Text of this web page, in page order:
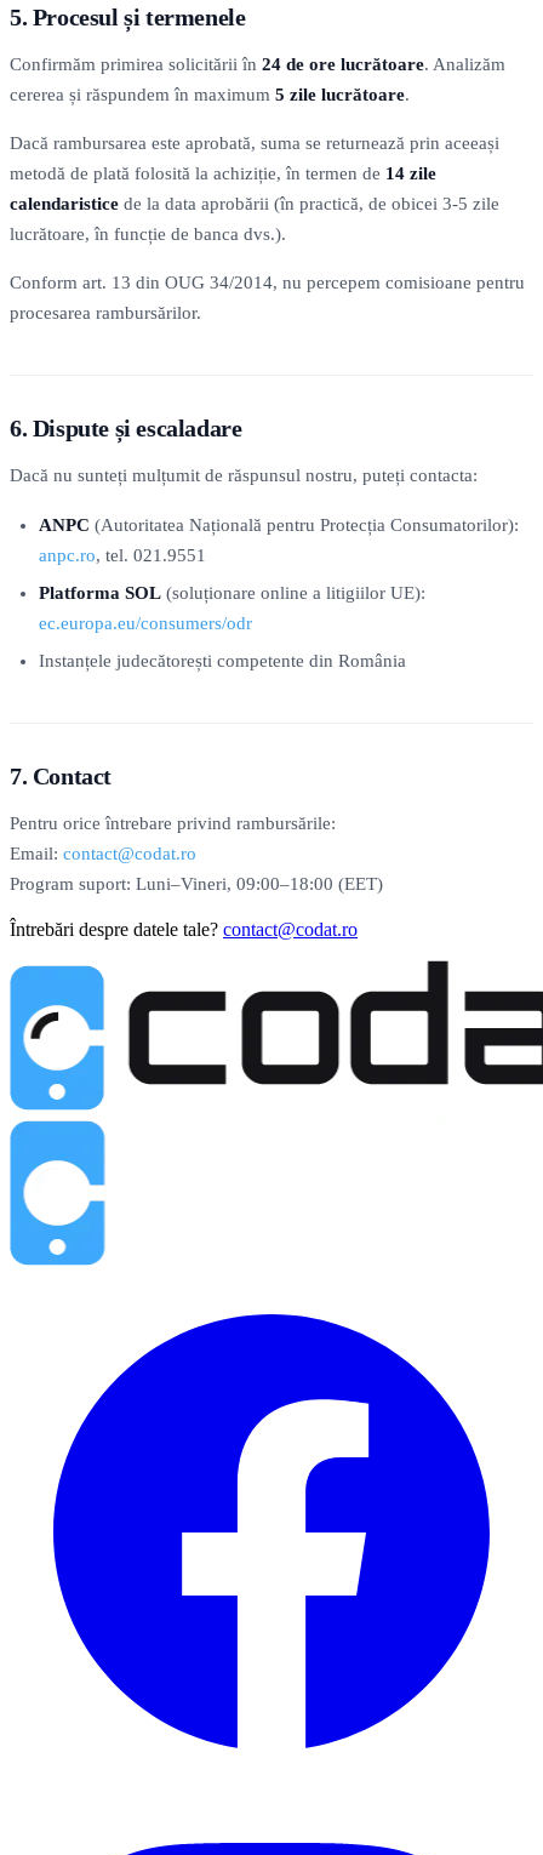
5. Procesul și termenele
Confirmăm primirea solicitării în 24 de ore lucrătoare. Analizăm
cererea și răspundem în maximum 5 zile lucrătoare.
Dacă rambursarea este aprobată, suma se returnează prin aceeași
metodă de plată folosită la achiziție, în termen de 14 zile
calendaristice de la data aprobării (în practică, de obicei 3-5 zile
lucrătoare, în funcție de banca dvs.).
Conform art. 13 din OUG 34/2014, nu percepem comisioane pentru
procesarea rambursărilor.
6. Dispute și escaladare
Dacă nu sunteți mulțumit de răspunsul nostru, puteți contacta:
ANPC (Autoritatea Națională pentru Protecția Consumatorilor):
anpc.ro, tel. 021.9551
Platforma SOL (soluționare online a litigiilor UE):
ec.europa.eu/consumers/odr
Instanțele judecătorești competente din România
7. Contact
Pentru orice întrebare privind rambursările:
Email: contact@codat.ro
Program suport: Luni–Vineri, 09:00–18:00 (EET)
Întrebări despre datele tale? contact@codat.ro